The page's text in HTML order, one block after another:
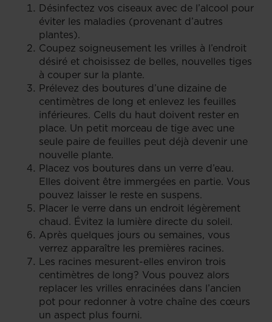
Désinfectez vos ciseaux avec de l’alcool pour
éviter les maladies (provenant d’autres
plantes).
Coupez soigneusement les vrilles à l’endroit
désiré et choisissez de belles, nouvelles tiges
à couper sur la plante.
Prélevez des boutures d’une dizaine de
centimètres de long et enlevez les feuilles
inférieures. Cells du haut doivent rester en
place. Un petit morceau de tige avec une
seule paire de feuilles peut déjà devenir une
nouvelle plante.
Placez vos boutures dans un verre d’eau.
Elles doivent être immergées en partie. Vous
pouvez laisser le reste en suspens.
Placer le verre dans un endroit légèrement
chaud. Évitez la lumière directe du soleil.
Après quelques jours ou semaines, vous
verrez apparaître les premières racines.
Les racines mesurent-elles environ trois
centimètres de long? Vous pouvez alors
replacer les vrilles enracinées dans l’ancien
pot pour redonner à votre chaîne des cœurs
un aspect plus fourni.